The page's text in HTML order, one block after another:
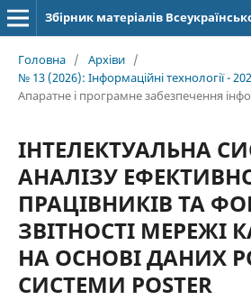
Головна / Архіви /
№ 13 (2026): Інформаційні технології -
Апаратне і програмне забезпечення
ІНТЕЛЕКТУАЛЬНА
АНАЛІЗУ
ПРАЦІВНИКІВ ТА
ЗВІТНОСТІ МЕРЕЖІ
НА ОСНОВІ ДАНИХ
СИСТЕМИ POSTER